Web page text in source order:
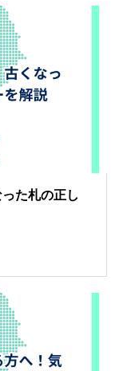
た札の正し